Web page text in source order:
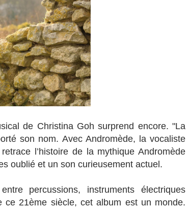
de Christina Goh surprend encore. "La
son nom. Avec Andromède, la vocaliste
l’histoire de la mythique Andromède
oublié et un son curieusement actuel.
percussions, instruments électriques
21ème siècle, cet album est un monde.